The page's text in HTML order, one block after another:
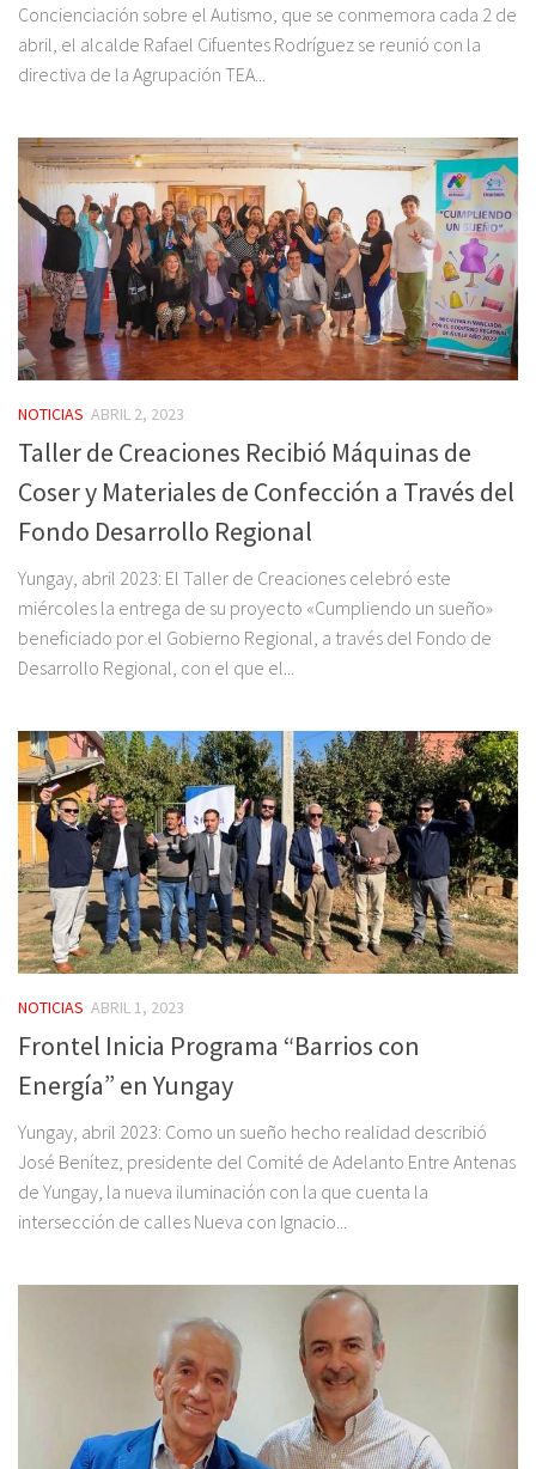
Concienciación sobre el Autismo, que se conmemora cada 2 de
abril, el alcalde Rafael Cifuentes Rodríguez se reunió con la
directiva de la Agrupación TEA...
NOTICIAS ABRIL 2, 2023
Taller de Creaciones Recibió Máquinas de
Coser y Materiales de Confección a Través del
Fondo Desarrollo Regional
Yungay, abril 2023: El Taller de Creaciones celebró este
miércoles la entrega de su proyecto «Cumpliendo un sueño»
beneficiado por el Gobierno Regional, a través del Fondo de
Desarrollo Regional, con el que el...
NOTICIAS ABRIL 1, 2023
Frontel Inicia Programa “Barrios con
Energía” en Yungay
Yungay, abril 2023: Como un sueño hecho realidad describió
José Benítez, presidente del Comité de Adelanto Entre Antenas
de Yungay, la nueva iluminación con la que cuenta la
intersección de calles Nueva con Ignacio...